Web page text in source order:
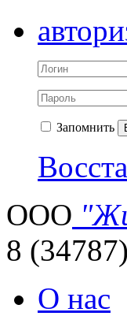
Запомнить
ООО
8
О нас